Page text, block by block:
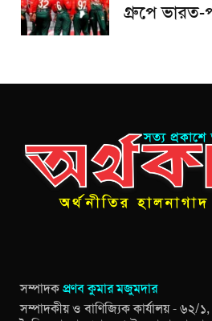
গ্রুপে ভারত-
সম্পাদকপ্রণব কুমার মজুমদার
সম্পাদকীয় ও বাণিজ্যিক কার্যালয় - ৬২/